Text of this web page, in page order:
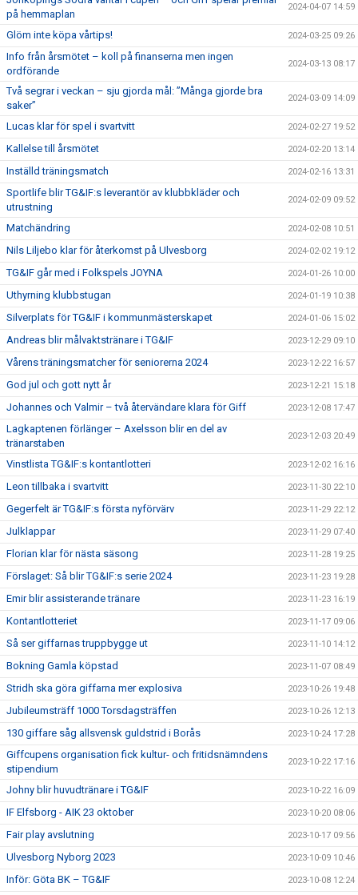
på hemmaplan
2024-04-07 14:59
Glöm inte köpa vårtips! 2024-03-25 09:26
Info från årsmötet – koll på finanserna men ingen
ordförande
2024-03-13 08:17
Två segrar i veckan – sju gjorda mål: ”Många gjorde bra
saker”
2024-03-09 14:09
Lucas klar för spel i svartvitt 2024-02-27 19:52
Kallelse till årsmötet 2024-02-20 13:14
Inställd träningsmatch 2024-02-16 13:31
Sportlife blir TG&IF:s leverantör av klubbkläder och
utrustning
2024-02-09 09:52
Matchändring 2024-02-08 10:51
Nils Liljebo klar för återkomst på Ulvesborg 2024-02-02 19:12
TG&IF går med i Folkspels JOYNA 2024-01-26 10:00
Uthyrning klubbstugan 2024-01-19 10:38
Silverplats för TG&IF i kommunmästerskapet 2024-01-06 15:02
Andreas blir målvaktstränare i TG&IF 2023-12-29 09:10
Vårens träningsmatcher för seniorerna 2024 2023-12-22 16:57
God jul och gott nytt år 2023-12-21 15:18
Johannes och Valmir – två återvändare klara för Giff 2023-12-08 17:47
Lagkaptenen förlänger – Axelsson blir en del av
tränarstaben
2023-12-03 20:49
Vinstlista TG&IF:s kontantlotteri 2023-12-02 16:16
Leon tillbaka i svartvitt 2023-11-30 22:10
Gegerfelt är TG&IF:s första nyförvärv 2023-11-29 22:12
Julklappar 2023-11-29 07:40
Florian klar för nästa säsong 2023-11-28 19:25
Förslaget: Så blir TG&IF:s serie 2024 2023-11-23 19:28
Emir blir assisterande tränare 2023-11-23 16:19
Kontantlotteriet 2023-11-17 09:06
Så ser giffarnas truppbygge ut 2023-11-10 14:12
Bokning Gamla köpstad 2023-11-07 08:49
Stridh ska göra giffarna mer explosiva 2023-10-26 19:48
Jubileumsträff 1000 Torsdagsträffen 2023-10-26 12:13
130 giffare såg allsvensk guldstrid i Borås 2023-10-24 17:28
Giffcupens organisation fick kultur- och fritidsnämndens
stipendium
2023-10-22 17:16
Johny blir huvudtränare i TG&IF 2023-10-22 16:09
IF Elfsborg - AIK 23 oktober 2023-10-20 08:06
Fair play avslutning 2023-10-17 09:56
Ulvesborg Nyborg 2023 2023-10-09 10:46
Inför: Göta BK – TG&IF 2023-10-08 12:24